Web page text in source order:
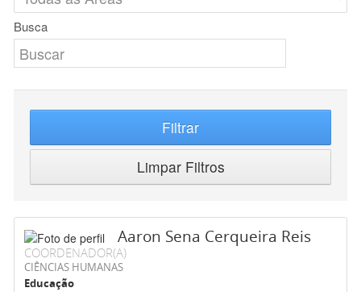
Busca
Filtrar
Limpar Filtros
Aaron Sena Cerqueira Reis
COORDENADOR(A)
CIÊNCIAS HUMANAS
Educação